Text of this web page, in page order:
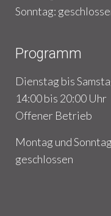
Sonntag:
Programm
Dienstag bis
14:00 bis 20:00 Uhr
Offener Betrieb
Montag und Sonntag
geschlossen